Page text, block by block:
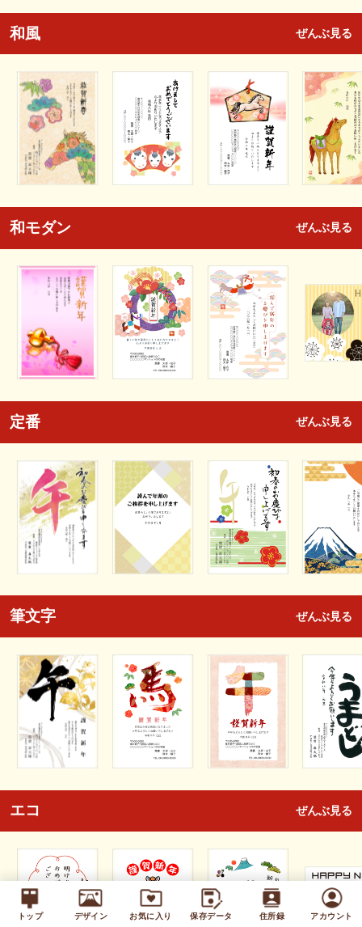
トップ デザイン お気に入り 保存データ 住所録 アカウント
和風 ぜんぶ見る
和モダン ぜんぶ見る
定番 ぜんぶ見る
筆文字 ぜんぶ見る
エコ ぜんぶ見る